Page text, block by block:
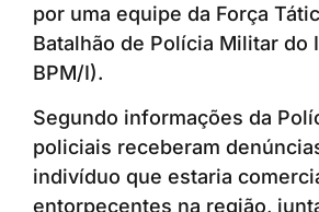
por uma equipe da Força
Batalhão de Polícia Militar do
BPM/I).
Segundo informações da
policiais receberam
indivíduo que estaria
entorpecentes na região,